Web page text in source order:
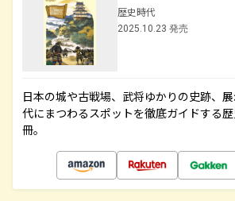
歴史時代
2025.10.23 発売
日本の城や古戦場、武将ゆかりの史跡、
代にまつわるスポットを徹底ガイドする
冊。